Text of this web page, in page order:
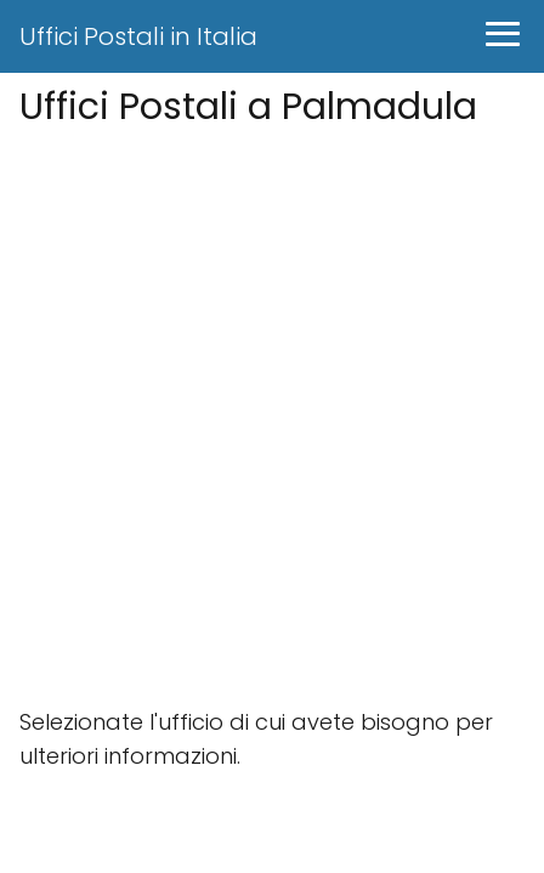
Uffici Postali in Italia
Uffici Postali a Palmadula
Selezionate l'ufficio di cui avete bisogno per
ulteriori informazioni.